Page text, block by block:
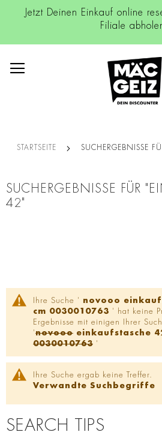
Jetzt Deinen Einkauf online
Filiale
STARTSEITE SUCHERGEBNISSE
SUCHERGEBNISSE FÜR
42"
Ihre Suche ' novooo
cm 0030010763 ' hat keine
Ergebnisse mit einigen Ihrer
'novooo einkaufstasche
0030010763 '
Ihre Suche ergab keine Treffer.
Verwandte Suchbegriffe
SEARCH TIPS